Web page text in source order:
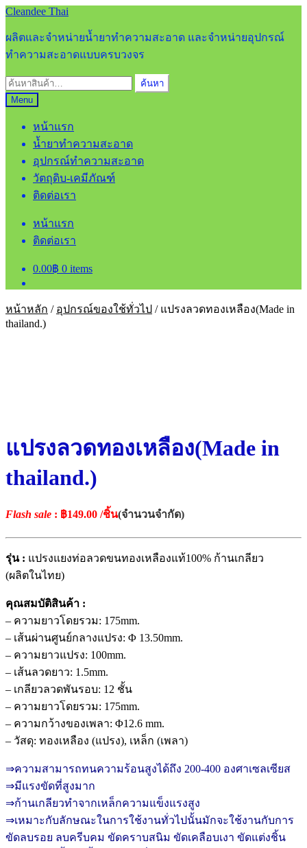
Skip
navigation
Skip
content
Cleandee Thai
ผลิตและจำหน่ายน้ำยาทำความสะอาด และจำหน่ายอุปกรณ์
ทำความสะอาดแบบครบวงจร
ค้นหา:
ค้นหา
Menu
หน้าแรก
น้ำยาทำความสะอาด
อุปกรณ์ทำความสะอาด
วัตถุดิบ-เคมีภัณฑ์
ติดต่อเรา
หน้าแรก
ติดต่อเรา
0.00฿ 0 items
หน้าหลัก / อุปกรณ์ของใช้ทั่วไป / แปรงลวดทองเหลือง(Made in
thailand.)
แปรงลวดทองเหลือง(Made in
thailand.)
Flash sale : ฿149.00 /ชิ้น(จำนวนจำกัด)
รุ่น : แปรงแยงท่อลวดขนทองเหลืองแท้100% ก้านเกลียว
(ผลิตในไทย)
คุณสมบัติสินค้า :
– ความยาวโดยรวม: 175mm.
– เส้นผ่านศูนย์กลางแปรง: Φ 13.50mm.
– ความยาวแปรง: 100mm.
– เส้นลวดยาว: 1.5mm.
– เกลียวลวดพันรอบ: 12 ชั้น
– ความยาวโดยรวม: 175mm.
– ความกว้างของเพลา: Φ12.6 mm.
– วัสดุ: ทองเหลือง (แปรง), เหล็ก (เพลา)
⇒ความสามารถทนความร้อนสูงได้ถึง 200-400 องศาเซลเซียส
⇒มีแรงขัดที่สูงมาก
⇒ก้านเกลียวทำจากเหล็กความแข็งแรงสูง
⇒เหมาะกับลักษณะในการใช้งานทั่วไปนั้นมักจะใช้งานกับการ
ขัดลบรอย ลบครีบคม ขัดคราบสนิม ขัดเคลือบเงา ขัดแต่งชิ้น